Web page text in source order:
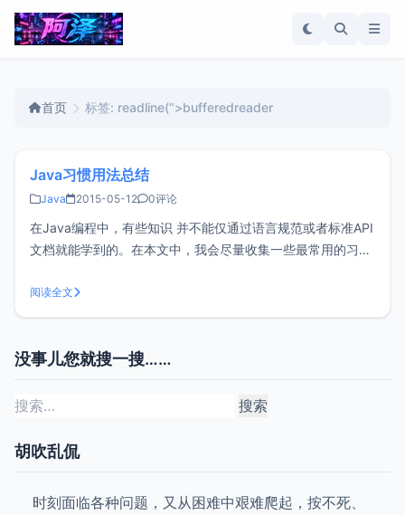
首页 标签: readline(“>bufferedreader
Java习惯用法总结
Java 2015-05-12 0评论
在Java编程中，有些知识 并不能仅通过语言规范或者标准API
文档就能学到的。在本文中，我会尽量收集一些最常用的习惯
《Effective Java》对这个话题给出了更详尽的论述，可以从
这本书里学习更多的用法。）我把本文的所有代码都放在公共
阅读全文
没事儿您就搜一搜……
搜
胡吹乱侃
时刻面临各种问题，又从困难中艰难爬起，按不死、